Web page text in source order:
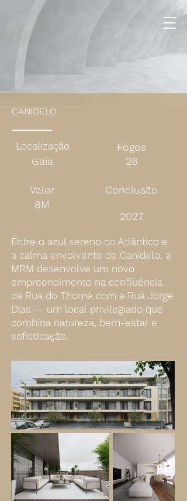
CANIDELO
Localização
Gaia
Valor
8M
Fogos
28
Conclusão
2027
Entre o azul sereno do Atlântico e
a calma envolvente de Canidelo, a
MRM desenvolve um novo
empreendimento na confluência
da Rua do Thomé com a Rua Jorge
Dias — um local privilegiado que
combina natureza, bem-estar e
sofisticação.